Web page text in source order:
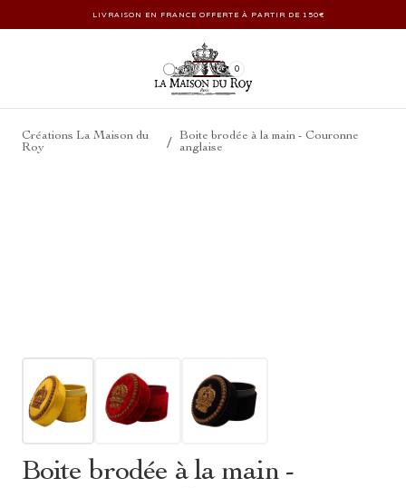
LIVRAISON EN FRANCE OFFERTE À PARTIR DE 150€
0
Créations La Maison du
Roy
/
Boite brodée à la main - Couronne
anglaise
Boite brodée à la main -